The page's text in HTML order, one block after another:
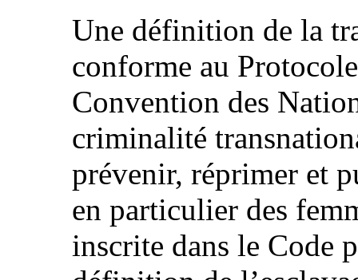
Une définition de la
conforme au
Convention des
criminalité
prévenir, réprimer et
en particulier des
inscrite dans le Code